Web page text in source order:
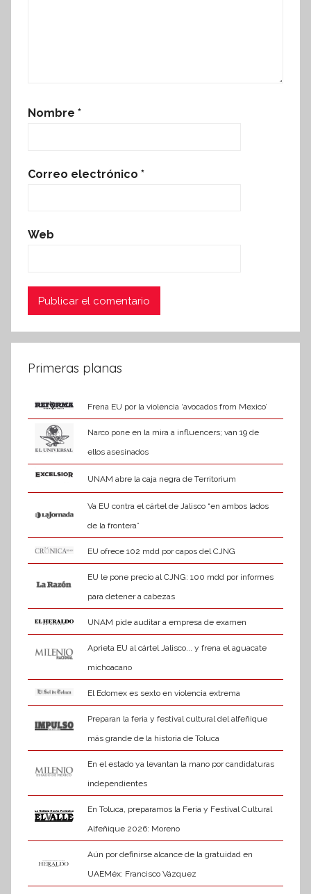
Nombre *
Correo electrónico *
Web
Primeras planas
Frena EU por la violencia ‘avocados from Mexico’
Narco pone en la mira a influencers; van 19 de
ellos asesinados
UNAM abre la caja negra de Territorium
Va EU contra el cártel de Jalisco “en ambos lados
de la frontera”
EU ofrece 102 mdd por capos del CJNG
EU le pone precio al CJNG: 100 mdd por informes
para detener a cabezas
UNAM pide auditar a empresa de examen
Aprieta EU al cártel Jalisco... y frena el aguacate
michoacano
El Edomex es sexto en violencia extrema
Preparan la feria y festival cultural del alfeñique
más grande de la historia de Toluca
En el estado ya levantan la mano por candidaturas
independientes
En Toluca, preparamos la Feria y Festival Cultural
Alfeñique 2026: Moreno
Aún por definirse alcance de la gratuidad en
UAEMéx: Francisco Vázquez